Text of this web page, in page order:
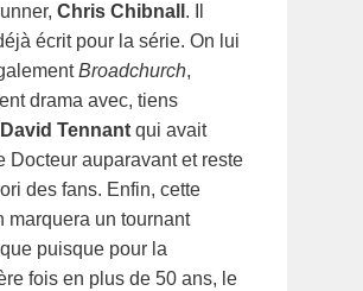
Chris Chibnall . Il
écrit pour la série. On lui
Broadchurch,
drama avec, tiens
David Tennant qui avait
Docteur auparavant et reste
des fans. Enfin, cette
marquera un tournant
puisque pour la
fois en plus de 50 ans, le